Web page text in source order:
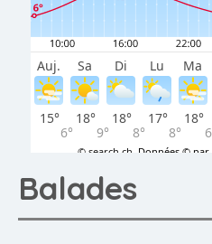
Balades